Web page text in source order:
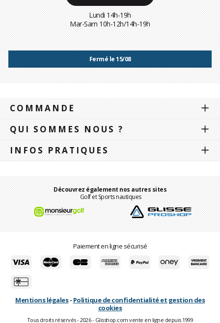
Lundi 14h-19h
Mar-Sam 10h-12h/14h-19h
Fermé le 15/08
COMMANDE
QUI SOMMES NOUS ?
INFOS PRATIQUES
Découvrez également nos autres sites
Golf et Sports nautiques
Paiement en ligne sécurisé
Mentions légales- Politique de confidentialité et gestion des
cookies
Tous droits réservés - 2026 - Glisshop.com vente en ligne depuis 1999